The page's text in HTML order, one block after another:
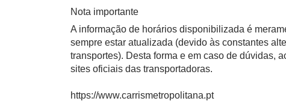
Nota importante
A informação de horários disponibilizada é
sempre estar atualizada (devido às constantes
transportes). Desta forma e em caso de dúvidas,
sites oficiais das transportadoras.
https://www.carrismetropolitana.pt